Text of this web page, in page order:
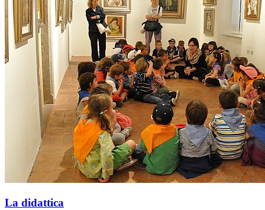
La didattica